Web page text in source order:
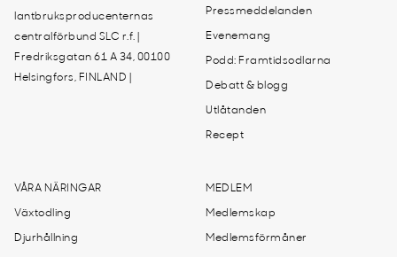
lantbruksproducenternas
centralförbund SLC r.f. |
Fredriksgatan 61 A 34, 00100
Helsingfors, FINLAND |
Pressmeddelanden
Evenemang
Podd: Framtidsodlarna
Debatt & blogg
Utlåtanden
Recept
VÅRA NÄRINGAR
Växtodling
Djurhållning
MEDLEM
Medlemskap
Medlemsförmåner